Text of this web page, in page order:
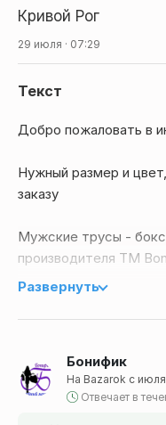
Кривой Рог
29 июля · 07:29
Бонифик
На Bazarok с июля
Отвечает в
Текст
Добро пожаловать в
Нужный размер и
заказу
Мужские трусы -
производителя ТМ
цвета с добавлением
Модель украшена
прилегает к телу,
пропускают воздух.
Развернуть